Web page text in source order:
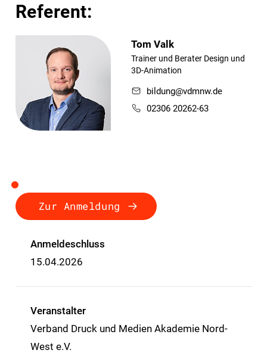
Referent:
Tom Valk
Trainer und Berater Design und
3D-Animation
bildung@vdmnw.de
02306 20262-63
Zur Anmeldung
Anmeldeschluss
15.04.2026
Veranstalter
Verband Druck und Medien Akademie Nord-
West e.V.